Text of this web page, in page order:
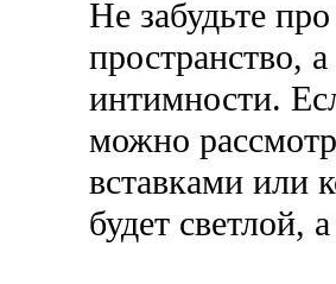
Не забудьте
пространство,
интимности.
можно
вставками или
будет светлой,